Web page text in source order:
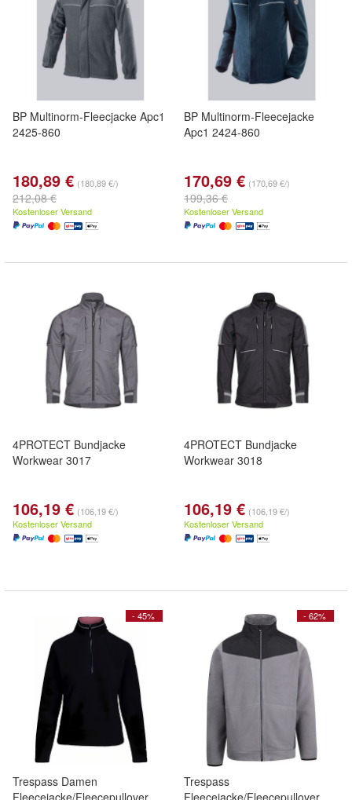
BP Multinorm-Fleecjacke Apc1
2425-860
180,89 € (180,89 €/)
212,08 €
Kostenloser Versand
BP Multinorm-Fleecejacke
Apc1 2424-860
170,69 € (170,69 €/)
199,36 €
Kostenloser Versand
4PROTECT Bundjacke
Workwear 3017
106,19 € (106,19 €/)
Kostenloser Versand
4PROTECT Bundjacke
Workwear 3018
106,19 € (106,19 €/)
Kostenloser Versand
- 45%
Trespass Damen
Fleecejacke/Fleecepullover
- 62%
Trespass
Fleecejacke/Fleecepullover